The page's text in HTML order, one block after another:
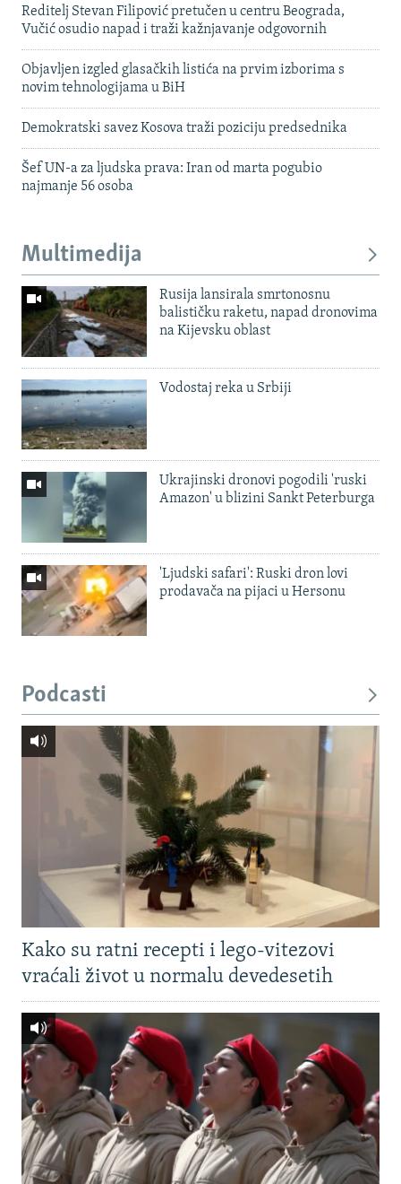
Reditelj Stevan Filipović pretučen u centru Beograda,
Vučić osudio napad i traži kažnjavanje odgovornih
Objavljen izgled glasačkih listića na prvim izborima s
novim tehnologijama u BiH
Demokratski savez Kosova traži poziciju predsednika
Šef UN-a za ljudska prava: Iran od marta pogubio
najmanje 56 osoba
Multimedija
Rusija lansirala smrtonosnu
balističku raketu, napad dronovima
na Kijevsku oblast
Vodostaj reka u Srbiji
Ukrajinski dronovi pogodili 'ruski
Amazon' u blizini Sankt Peterburga
'Ljudski safari': Ruski dron lovi
prodavača na pijaci u Hersonu
Podcasti
Kako su ratni recepti i lego-vitezovi
vraćali život u normalu devedesetih